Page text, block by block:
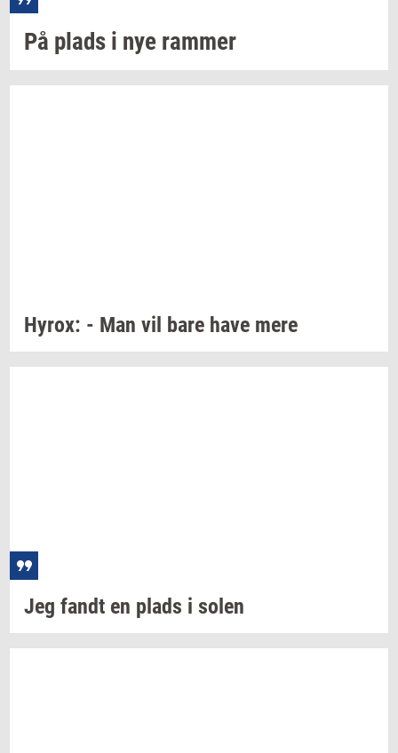
På plads i nye ram­mer
Hyrox: - Man vil bare have mere
Jeg fandt en plads i solen